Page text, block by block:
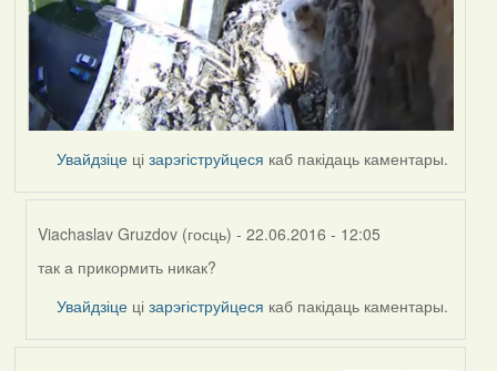
Увайдзіце цізарэгіструйцеся каб пакідаць каментары.
Viachaslav Gruzdov (госць) - 22.06.2016 - 12:05
In
reply
by
так а прикормить никак?
Увайдзіце цізарэгіструйцеся каб пакідаць каментары.